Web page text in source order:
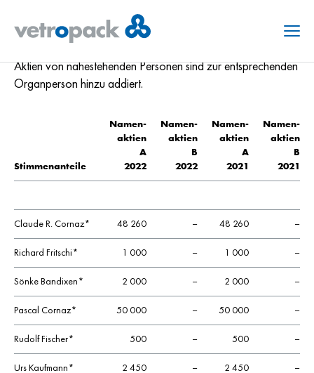
Menu
12. Offenlegung gemäss Art. 663c OR
Die untenstehende Tabelle legt die Anzahl der Aktien per
Aktien von nahestehenden Personen sind zur entsprechenden
Organperson hinzu addiert.
Stimmenanteile
Namen-
aktien
A
2022
Namen-
aktien
B
2022
Namen-
aktien
A
2021
Namen-
aktien
B
2021
Claude R. Cornaz* 48 260 – 48 260 –
Richard Fritschi* 1 000 – 1 000 –
Sönke Bandixen* 2 000 – 2 000 –
Pascal Cornaz* 50 000 – 50 000 –
Rudolf Fischer* 500 – 500 –
Urs Kaufmann* 2 450 – 2 450 –